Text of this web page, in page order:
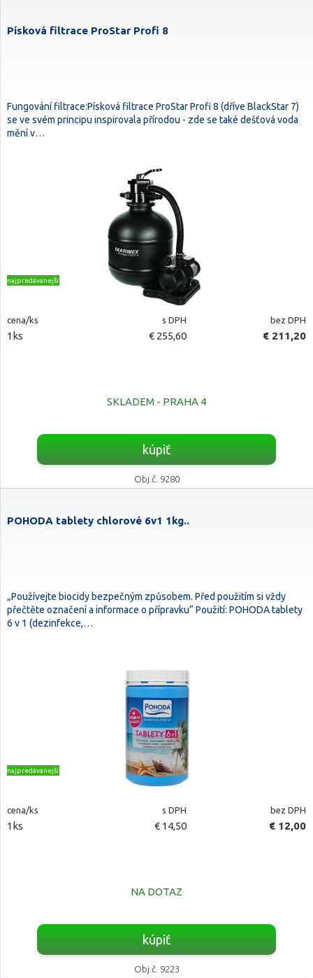
Písková filtrace ProStar Profi 8
Fungování filtrace:Písková filtrace ProStar Profi 8 (dříve BlackStar 7)
se ve svém principu inspirovala přírodou - zde se také dešťová voda
mění v…
najpredávanejšie
cena/ks s DPH bez DPH
1ks € 255,60 € 211,20
SKLADEM - PRAHA 4
kúpiť
Obj.č. 9280
POHODA tablety chlorové 6v1 1kg..
„Používejte biocidy bezpečným způsobem. Před použitím si vždy
přečtěte označení a informace o přípravku“ Použití: POHODA tablety
6 v 1 (dezinfekce,…
najpredávanejšie
cena/ks s DPH bez DPH
1ks € 14,50 € 12,00
NA DOTAZ
kúpiť
Obj.č. 9223